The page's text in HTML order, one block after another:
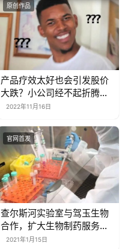
原创作品
产品疗效太好也会引发股价
大跌？小公司经不起折腾
了…
2022年11月16日
官网首发
查尔斯河实验室与驾玉生物
合作，扩大生物制药服务的
能力
2021年1月15日